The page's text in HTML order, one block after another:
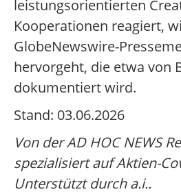
leistungsorientierten
Kooperationen reagiert,
GlobeNewswire-
hervorgeht, die etwa von
dokumentiert wird.
Stand: 03.06.2026
Von der AD HOC NEWS
spezialisiert auf Aktien-
Unterstützt durch a.i..